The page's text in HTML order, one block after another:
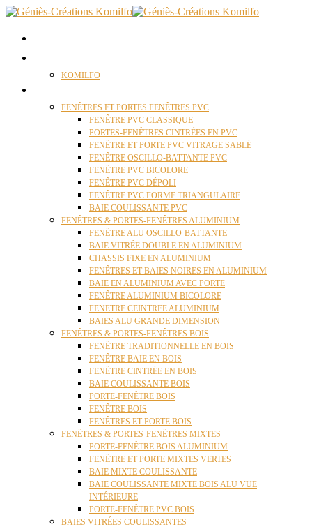
KOMILFO
FENÊTRES ET PORTES FENÊTRES PVC
FENÊTRE PVC CLASSIQUE
PORTES-FENÊTRES CINTRÉES EN PVC
FENÊTRE ET PORTE PVC VITRAGE SABLÉ
FENÊTRE OSCILLO-BATTANTE PVC
FENÊTRE PVC BICOLORE
FENÊTRE PVC DÉPOLI
FENÊTRE PVC FORME TRIANGULAIRE
BAIE COULISSANTE PVC
FENÊTRES & PORTES-FENÊTRES ALUMINIUM
FENÊTRE ALU OSCILLO-BATTANTE
BAIE VITRÉE DOUBLE EN ALUMINIUM
CHASSIS FIXE EN ALUMINIUM
FENÊTRES ET BAIES NOIRES EN ALUMINIUM
BAIE EN ALUMINIUM AVEC PORTE
FENÊTRE ALUMINIUM BICOLORE
FENETRE CEINTREE ALUMINIUM
BAIES ALU GRANDE DIMENSION
FENÊTRES & PORTES-FENÊTRES BOIS
FENÊTRE TRADITIONNELLE EN BOIS
FENÊTRE BAIE EN BOIS
FENÊTRE CINTRÉE EN BOIS
BAIE COULISSANTE BOIS
PORTE-FENÊTRE BOIS
FENÊTRE BOIS
FENÊTRES ET PORTE BOIS
FENÊTRES & PORTES-FENÊTRES MIXTES
PORTE-FENÊTRE BOIS ALUMINIUM
FENÊTRE ET PORTE MIXTES VERTES
BAIE MIXTE COULISSANTE
BAIE COULISSANTE MIXTE BOIS ALU VUE
INTÉRIEURE
PORTE-FENÊTRE PVC BOIS
BAIES VITRÉES COULISSANTES